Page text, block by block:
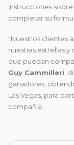
instrucciones
completar su
“Nuestros clientes
nuestras estrellas
que puedan
Guy Cammilleri ,
ganadores,
Las Vegas, para
compañía.